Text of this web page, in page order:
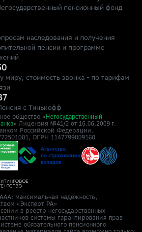
пенсионный фонд
наследования и получения
пенсии и программе
миру, стоимость звонка - по тарифам
с Тинькофф
общество « Негосударственный
» Лицензия №41/2 от 16.06.2009 г.
Российской Федерации.
ОГРН 1147799009160
максимальная надёжность,
«Эксперт РА»
в реестр негосударственных
системы гарантирования прав
обязательного пенсионного